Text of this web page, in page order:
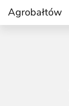
Agrobałtów